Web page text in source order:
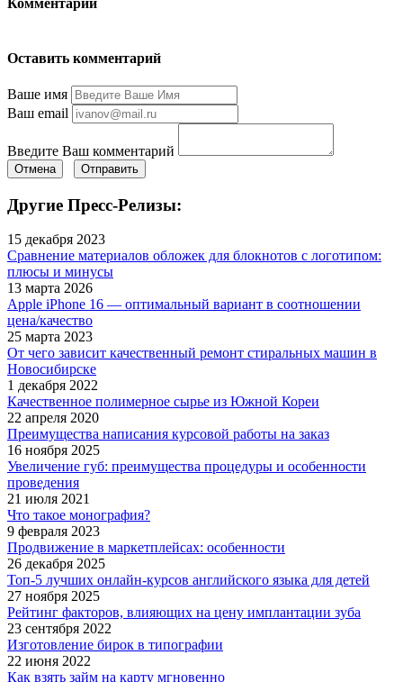
Комментарии
Оставить комментарий
Ваше имя
Ваш email
Введите Ваш комментарий
Отмена Отправить
Другие Пресс-Релизы:
15 декабря 2023
Сравнение материалов обложек для блокнотов с логотипом:
плюсы и минусы
13 марта 2026
Apple iPhone 16 — оптимальный вариант в соотношении
цена/качество
25 марта 2023
От чего зависит качественный ремонт стиральных машин в
Новосибирске
1 декабря 2022
Качественное полимерное сырье из Южной Кореи
22 апреля 2020
Преимущества написания курсовой работы на заказ
16 ноября 2025
Увеличение губ: преимущества процедуры и особенности
проведения
21 июля 2021
Что такое монография?
9 февраля 2023
Продвижение в маркетплейсах: особенности
26 декабря 2025
Топ-5 лучших онлайн-курсов английского языка для детей
27 ноября 2025
Рейтинг факторов, влияющих на цену имплантации зуба
23 сентября 2022
Изготовление бирок в типографии
22 июня 2022
Как взять займ на карту мгновенно